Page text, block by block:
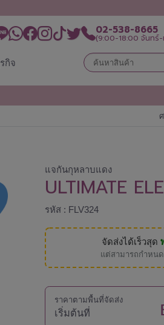
02-538-8665
(9:00-18:00 จันทร์-
กิจ
แจกันกุหลาบแดง
ULTIMATE
รหัส : FLV324
จัดส่งได้เร็วสุด
แต่สามารถกำหน
ราคาตามพื้นที่จัดส่ง
เริ่มต้นที่